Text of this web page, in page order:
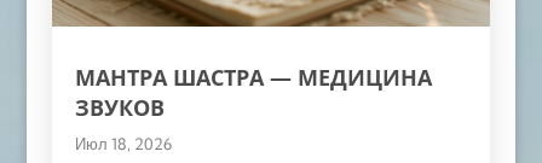
МАНТРА ШАСТРА — МЕДИЦИНА
ЗВУКОВ
Июл 18, 2026